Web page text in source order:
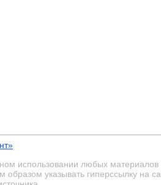
использовании любых материалов
образом указывать гиперссылку на